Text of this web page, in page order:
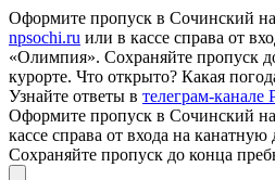
Оформите пропуск в Сочинский
npsochi.ru или в кассе справа от
«Олимпия». Сохраняйте пропуск
курорте. Что открыто? Какая
Узнайте ответы в телеграм-канале
Оформите пропуск в Сочинский
кассе справа от входа на
Сохраняйте пропуск до конца